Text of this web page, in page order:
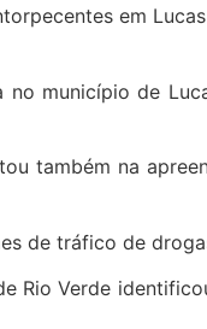
município de
também na
de tráfico de
Verde